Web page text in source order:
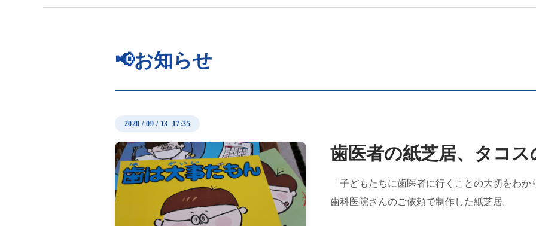
📢お知らせ
2020 /09 / 13 17:35
歯医者の紙芝居、タコス
「子どもたちに歯医者に行くことの大切をわ
歯科医院さんのご依頼で制作した紙芝居。